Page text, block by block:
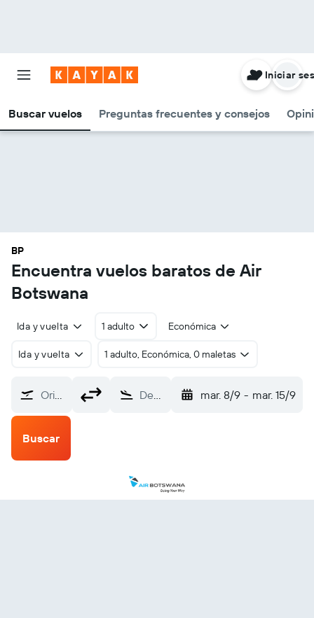
Buscar vuelos Preguntas frecuentes y consejos
Iniciar
BP
Encuentra vuelos baratos de Air
Botswana
Ida y vuelta 1 adulto Económica
Ida y vuelta 1 adulto, Económica, 0 maletas
Origen Destino mar. 8/9 - mar. 15/9
Buscar